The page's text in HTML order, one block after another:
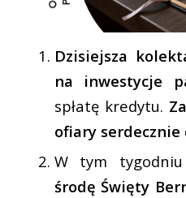
Dzisiejsza
na inwestycje
spłatę kredytu.
ofiary
W tym
środę Święty